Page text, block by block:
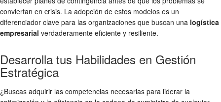
conviertan en crisis. La adopción de estos modelos es un
diferenciador clave para las organizaciones que buscan una logística
empresarial verdaderamente eficiente y resiliente.
Desarrolla tus Habilidades en Gestión
Estratégica
¿Buscas adquirir las competencias necesarias para liderar la